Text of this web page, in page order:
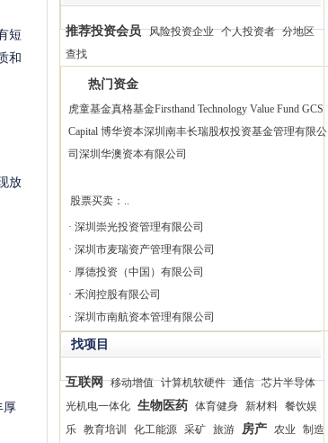
短
和
放
厚
推荐投资会员 风险投资企业 个人投资者 分地区
查找
热门资金
虎童基金真格基金Firsthand Technology Value Fund GCS
Capital 博华资本深圳南丰长瑞股权投资基金管理有限公
司 深圳华澳资本有限公司
股票买卖：..
· 深圳崇光投资管理有限公司
· 深圳市麦瑞资产管理有限公司
· 厚德投资（中国）有限公司
· 禾润控股有限公司
· 深圳市南航资本管理有限公司
找项目
互联网 移动增值 计算机软硬件 通信 芯片半导体
光机电一体化 生物医药 体育健身 新材料 餐饮娱
乐 教育培训 化工能源 采矿 旅游 房产 农业
制造